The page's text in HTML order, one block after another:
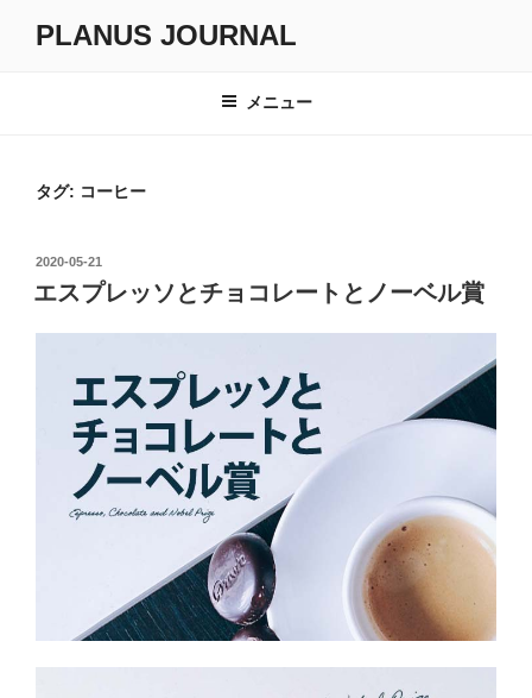
PLANUS JOURNAL
メニュー
タグ: コーヒー
投
日:
2020-05-21
エスプレッソとチョコレートとノーベル賞